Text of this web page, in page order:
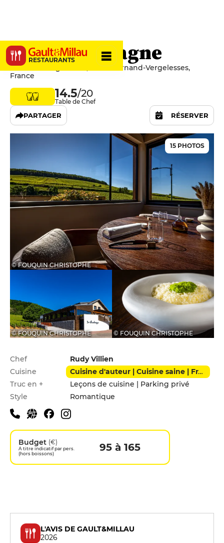
RESTAURANTS
Le Charlemagne
1 rue des Vergelesses, 21420 Pernand-Vergelesses,
France
14.5/20
Table de Chef
PARTAGER RÉSERVER
© FOUQUIN CHRISTOPHE
© FOUQUIN CHRISTOPHE © FOUQUIN CHRISTOPHE
15 PHOTOS
Infos pratiques
Chef
Rudy Villien
Cuisine
Cuisine d'auteur | Cuisine saine | Français | Local | Moderne
Truc en +
Leçons de cuisine | Parking privé
Style
Romantique
Budget (€)
A titre indicatif par pers.
(hors boissons)
95 à 165
L'AVIS DE GAULT&MILLAU
2026